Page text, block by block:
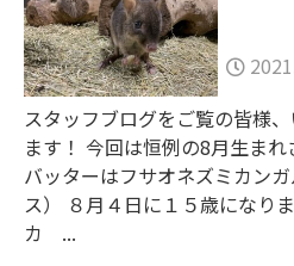
スタッフブログをご覧の皆様
ます！ 今回は恒例の8月生ま
バッターはフサオネズミカン
ス） ８月４日に１５歳になり
カ ...